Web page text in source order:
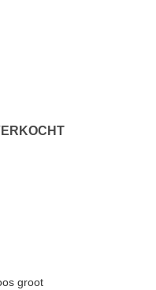
groot